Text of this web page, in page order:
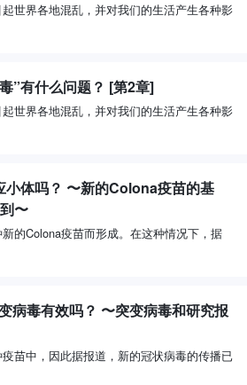
世界各地混乱，并对我们的生活产生各种影
”有什么问题？ [第2章]
世界各地混乱，并对我们的生活产生各种影
小体吗？ 〜新的Colona疫苗的基
〜
的Colona疫苗而形成。在这种情况下，据
病毒有效吗？ 〜突变病毒和研究报
苗中，因此据报道，新的冠状病毒的传播已